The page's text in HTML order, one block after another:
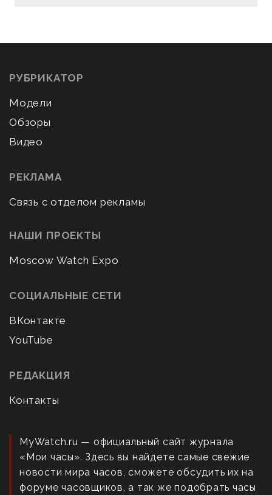
РУБРИКАТОР
Модели
Обзоры
Видео
РЕКЛАМА
Связь с отделом рекламы
НАШИ ПРОЕКТЫ
Moscow Watch Expo
СОЦИАЛЬНЫЕ СЕТИ
ВКонтакте
YouTube
РЕДАКЦИЯ
Контакты
MyWatch.ru — официальный сайт журнала
«Мои часы». Здесь вы найдете самые свежие
новости мира часов, сможете обсудить их на
форуме часовщиков, а так же подобрать часы